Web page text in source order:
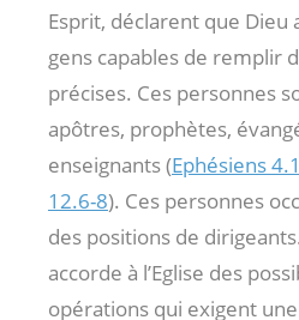
Esprit, déclarent que Dieu
gens capables de remplir
précises. Ces personnes
apôtres, prophètes,
enseignants (Ephésiens
12.6-8). Ces personnes
des positions de
accorde à l’Eglise des
opérations qui exigent